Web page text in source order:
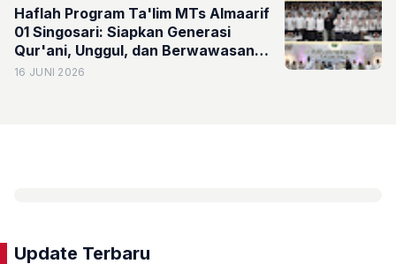
Haflah Program Ta'lim MTs Almaarif
01 Singosari: Siapkan Generasi
Qur'ani, Unggul, dan Berwawasan
Global
16 JUNI 2026
Update Terbaru